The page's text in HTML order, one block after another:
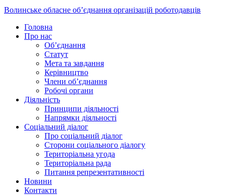
Волинське обласне об’єднання організацій роботодавців
Головна
Про нас
Об’єднання
Статут
Мета та завдання
Керівництво
Члени об’єднання
Робочі органи
Діяльність
Принципи діяльності
Напрямки діяльності
Соціальний діалог
Про соціальний діалог
Сторони соціального діалогу
Територіальна угода
Територіальна рада
Питання репрезентативності
Новини
Контакти